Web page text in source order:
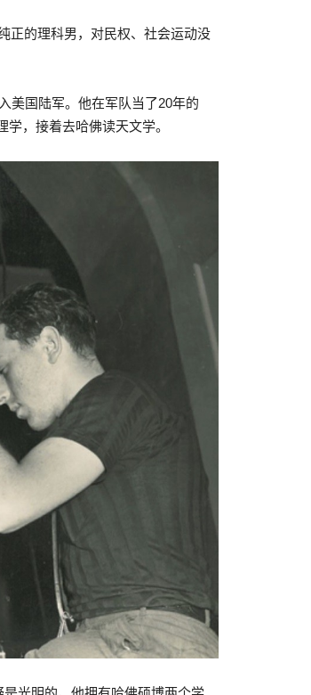
正的理科男，对民权、社会运动没
美国陆军。他在军队当了20年的
，接着去哈佛读天文学。